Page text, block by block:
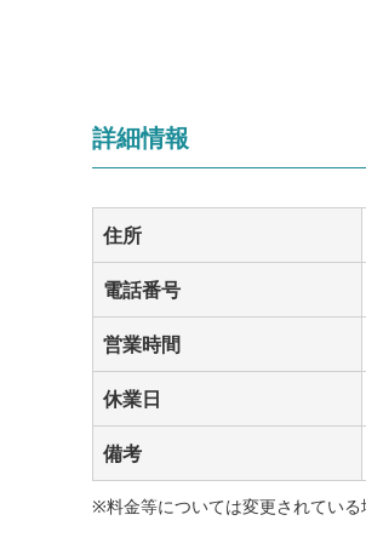
詳細情報
住所
電話番号
営業時間
休業日
備考
※料金等については変更されてい